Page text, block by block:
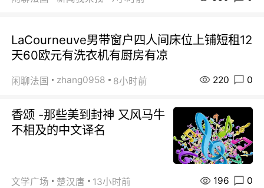
LaCourneuve男带窗户四人间床位上铺短租12
天60欧元有洗衣机有厨房有凉
闲聊法国 zhang0958 8小时前 220 0
香颂 -那些美到封神 又风马牛
不相及的中文译名
文学广场 楚汉唐 13小时前 196 0